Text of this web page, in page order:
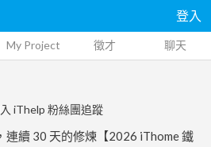
登入
My Project 徵才 聊天
iThelp 粉絲團追蹤
連續 30 天的修煉【2026 iThome 鐵